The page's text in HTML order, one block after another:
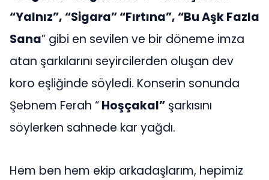
“Yalnız”, “Sigara” “Fırtına”, “Bu Aşk Fazla
Sana” gibi en sevilen ve bir döneme imza
atan şarkılarını seyircilerden oluşan dev
koro eşliğinde söyledi. Konserin sonunda
Şebnem Ferah “Hoşçakal” şarkısını
söylerken sahnede kar yağdı.
Hem ben hem ekip arkadaşlarım, hepimiz